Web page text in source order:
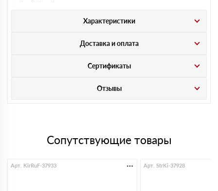
Характеристики
Доставка и оплата
Сертификаты
Отзывы
Сопутствующие товары
Арт. KirRuF-37933 Арт. StrKi-37928